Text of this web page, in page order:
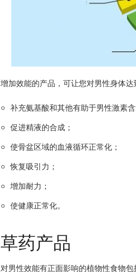
增加效能的产品，可让您对男性身体达
补充氨基酸和其他有助于男性激素
促进精液的合成；
使骨盆区域的血液循环正常化；
恢复吸引力；
增加耐力；
使健康正常化。
草药产品
对男性效能有正面影响的植物性食物包